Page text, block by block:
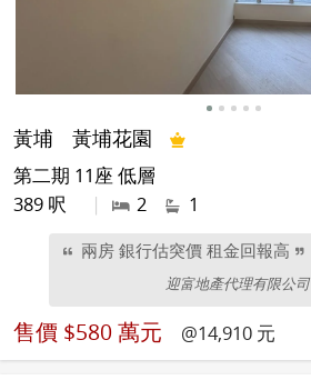
黃埔 黃埔花園
第二期 11座 低層
389 呎
| 2 1
兩房 銀行估突價 租金回報高
迎富地產代理有限公司
售價 $580 萬元 @14,910 元